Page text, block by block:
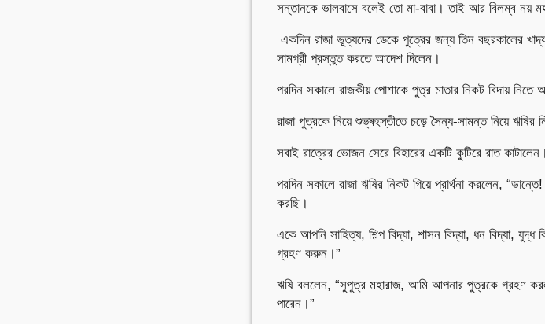
সন্তানকে ভালবাসে বলেই তো মা-বাবা। তাই আর বিলম্ব নয়
একদিন রাজা ভূত্যদের ডেকে পুত্রের জন্য তিন বছরকালের
সামগ্রী প্রস্তুত করতে আদেশ দিলেন।
পরদিন সকালে রাজকীয় পোশাকে পুত্র মাতার নিকট বিদায়
রাজা পুত্রকে নিয়ে শুভ্ৰহস্তীতে চড়ে সৈন্য-সামন্ত নিয়ে ঋষির
সবাই রাত্রের ভোজন সেরে বিহারের একটি কুটিরে রাত কাটালেন।
পরদিন সকালে রাজা ঋষির নিকট গিয়ে প্রার্থনা করলেন,
করছি।
একে আপনি সাহিত্য, শিল্প বিদ্যা, শাসন বিদ্যা, ধন বিদ্যা,
গ্রহণ করুন।”
ঋষি বললেন, “সুপুত্র মহারাজ, আমি আপনার পুত্রকে গ্রহণ
পারেন।”